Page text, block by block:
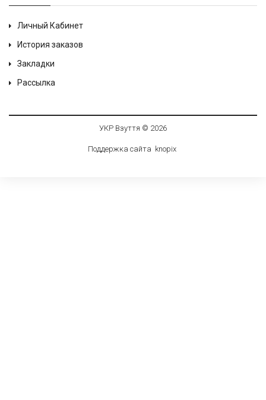
Личный Кабинет
История заказов
Закладки
Рассылка
УКР Взуття © 2026
Поддержка сайта knopix